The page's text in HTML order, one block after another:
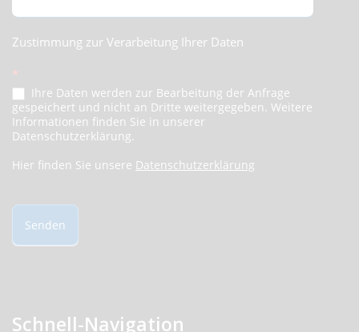
Zustimmung zur Verarbeitung Ihrer Daten
*
Ihre Daten werden zur Bearbeitung der Anfrage
gespeichert und nicht an Dritte weitergegeben. Weitere
Informationen finden Sie in unserer
Datenschutzerklärung.
Hier finden Sie unsere Datenschutzerklärung
Senden
Schnell-Navigation